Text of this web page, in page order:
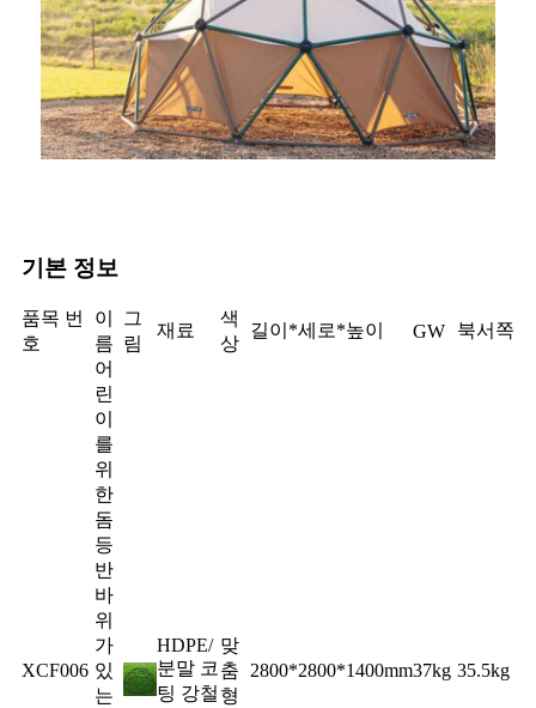
기본 정보
품목 번
호
이
름
그
림
재료
색
상
길이*세로*높이 GW 북서쪽
XCF006
어
린
이
를
위
한
돔
등
반
바
위
가
있
는
HDPE/
분말 코
팅 강철
맞
춤
형
2800*2800*1400mm37kg 35.5kg